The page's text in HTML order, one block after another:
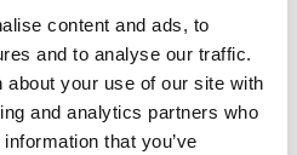
content and ads, to
and to analyse our traffic.
about your use of our site with
and analytics partners who
that you’ve